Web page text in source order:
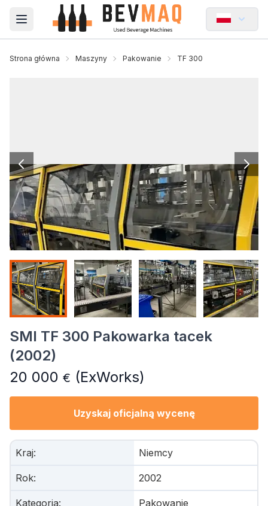
Open main menu
Strona główna Maszyny Pakowanie TF 300
SMI TF 300 Pakowarka tacek
(2002)
20 000 € (ExWorks)
Uzyskaj oficjalną wycenę
Kraj: Niemcy
Rok: 2002
Kategoria: Pakowanie